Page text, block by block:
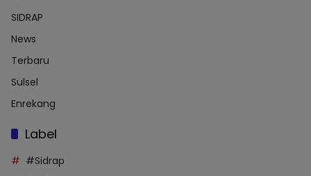
SIDRAP
News
Terbaru
Sulsel
Enrekang
Label
#Sidrap